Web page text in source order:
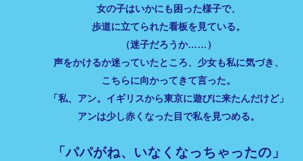
女の子はいかにも困った様子で、
歩道に立てられた看板を見ている。
（迷子だろうか……）
声をかけるか迷っていたところ、少女も私に気づき、
こちらに向かってきて言った。
「私、アン。イギリスから東京に遊びに来たんだけど」
アンは少し赤くなった目で私を見つめる。
「パパがね、いなくなっちゃったの」